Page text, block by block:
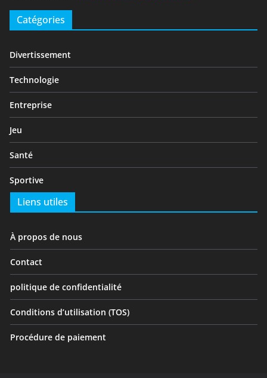
Catégories
Divertissement
Technologie
Entreprise
Jeu
Santé
Sportive
Liens utiles
À propos de nous
Contact
politique de confidentialité
Conditions d’utilisation (TOS)
Procédure de paiement